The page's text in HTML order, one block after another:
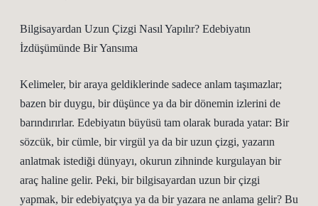
Bilgisayardan Uzun Çizgi Nasıl Yapılır? Edebiyatın
İzdüşümünde Bir Yansıma
Kelimeler, bir araya geldiklerinde sadece anlam taşımazlar;
bazen bir duygu, bir düşünce ya da bir dönemin izlerini de
barındırırlar. Edebiyatın büyüsü tam olarak burada yatar: Bir
sözcük, bir cümle, bir virgül ya da bir uzun çizgi, yazarın
anlatmak istediği dünyayı, okurun zihninde kurgulayan bir
araç haline gelir. Peki, bir bilgisayardan uzun bir çizgi
yapmak, bir edebiyatçıya ya da bir yazara ne anlama gelir? Bu